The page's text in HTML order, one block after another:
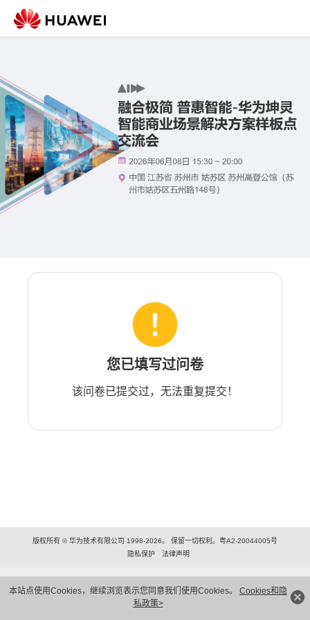
本站点使用Cookies，继续浏览表示您同意我们使用Cookies。 Cookies和隐
私政策>
您已填写过问卷
该问卷已提交过，无法重复提交！
版权所有 © 华为技术有限公司 1998-2026。 保留一切权利。粤A2-20044005号
隐私保护
法律声明